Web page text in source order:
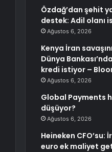
Özdağ’dan şehit
destek: Adil olanı
Ağustos 6, 2026
Kenya İran
Dünya
kredi istiyor –
Ağustos 6, 2026
Global Payments
düşüyor?
Ağustos 6, 2026
Heineken CFO’su:
euro ek maliyet